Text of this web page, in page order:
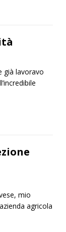
già lavoravo
mio
agricola